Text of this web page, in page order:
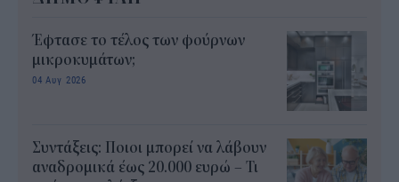
Έφτασε το τέλος των φούρνων
μικροκυμάτων;
04 Αυγ 2026
Συντάξεις: Ποιοι μπορεί να λάβουν
αναδρομικά έως 20.000 ευρώ – Τι